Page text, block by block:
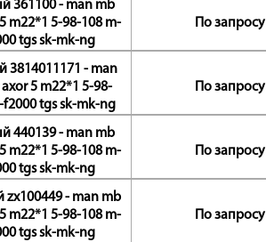
361100 - man mb
m22*1 5-98-108 m-
tgs sk-mk-ng
По запросу
3814011171 - man
5 m22*1 5-98-
tgs sk-mk-ng
По запросу
440139 - man mb
m22*1 5-98-108 m-
tgs sk-mk-ng
По запросу
zx100449 - man mb
m22*1 5-98-108 m-
tgs sk-mk-ng
По запросу